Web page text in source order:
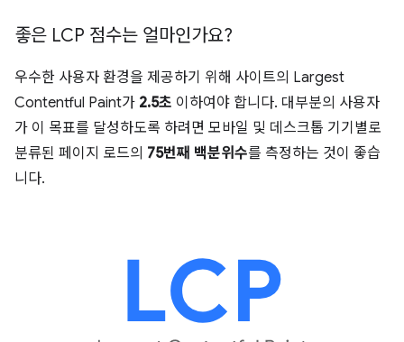
좋은 LCP 점수는 얼마인가요?
우수한 사용자 환경을 제공하기 위해 사이트의 Largest
Contentful Paint가 2.5초 이하여야 합니다. 대부분의 사용자
가 이 목표를 달성하도록 하려면 모바일 및 데스크톱 기기별로
분류된 페이지 로드의 75번째 백분위수를 측정하는 것이 좋습
니다.